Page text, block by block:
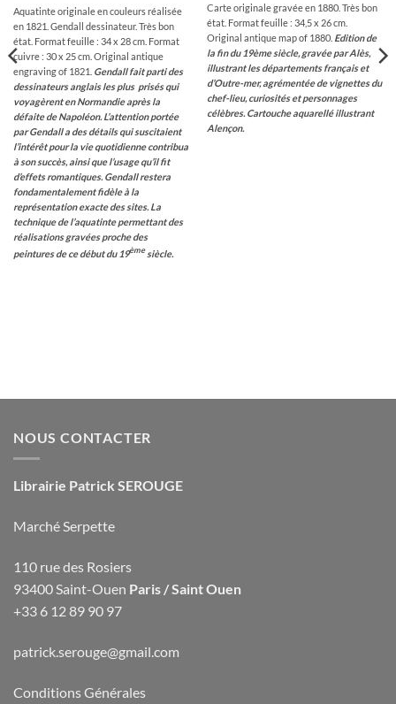
Aquatinte originale en couleurs réalisée
en 1821. Gendall dessinateur. Très bon
état. Format feuille : 34 x 28 cm. Format
cuivre : 30 x 25 cm. Original antique
engraving of 1821. Gendall fait parti des
dessinateurs anglais les plus prisés qui
voyagèrent en Normandie après la
défaite de Napoléon. L’attention portée
par Gendall a des détails qui suscitaient
l’intérêt pour la vie quotidienne contribua
à son succès, ainsi que l’usage qu’il fit
d’effets romantiques. Gendall restera
fondamentalement fidèle à la
représentation exacte des sites. La
technique de l’aquatinte permettant des
réalisations gravées proche des
peintures de ce début du 19èmesiècle.
Carte originale gravée en 1880. Très bon
état. Format feuille : 34,5 x 26 cm.
Original antique map of 1880. Edition de
la fin du 19ème siècle, gravée par Alès,
illustrant les départements français et
d’Outre-mer, agrémentée de vignettes du
chef-lieu, curiosités et personnages
célèbres. Cartouche aquarellé illustrant
Alençon.
NOUS CONTACTER
Librairie Patrick SEROUGE
Marché Serpette
110 rue des Rosiers
93400 Saint-Ouen Paris / Saint Ouen
+33 6 12 89 90 97
patrick.serouge@gmail.com
Conditions Générales